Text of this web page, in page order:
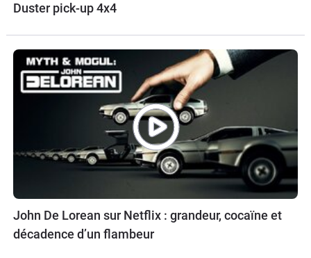
Duster pick-up 4x4
John De Lorean sur Netflix : grandeur, cocaïne et
décadence d’un flambeur